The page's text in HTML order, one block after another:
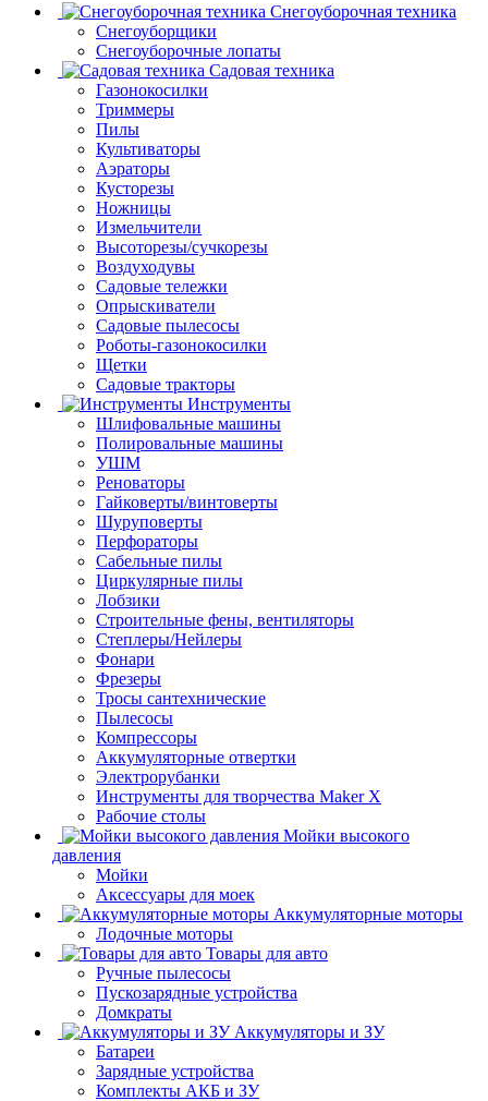
Снегоуборочная техника
Снегоуборщики
Снегоуборочные лопаты
Садовая техника
Газонокосилки
Триммеры
Пилы
Культиваторы
Аэраторы
Кусторезы
Ножницы
Измельчители
Высоторезы/сучкорезы
Воздуходувы
Садовые тележки
Опрыскиватели
Садовые пылесосы
Роботы-газонокосилки
Щетки
Садовые тракторы
Инструменты
Шлифовальные машины
Полировальные машины
УШМ
Реноваторы
Гайковерты/винтоверты
Шуруповерты
Перфораторы
Сабельные пилы
Циркулярные пилы
Лобзики
Строительные фены, вентиляторы
Степлеры/Нейлеры
Фонари
Фрезеры
Тросы сантехнические
Пылесосы
Компрессоры
Аккумуляторные отвертки
Электрорубанки
Инструменты для творчества Maker X
Рабочие столы
Мойки высокого
давления
Мойки
Аксессуары для моек
Аккумуляторные моторы
Лодочные моторы
Товары для авто
Ручные пылесосы
Пускозарядные устройства
Домкраты
Аккумуляторы и ЗУ
Батареи
Зарядные устройства
Комплекты АКБ и ЗУ